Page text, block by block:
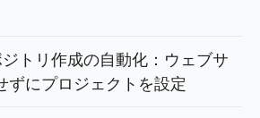
トリ作成の自動化：ウェブサ
ずにプロジェクトを設定